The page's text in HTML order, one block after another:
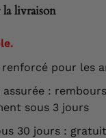
livraison
renforcé pour les
assurée :
sous 3 jours
30 jours :